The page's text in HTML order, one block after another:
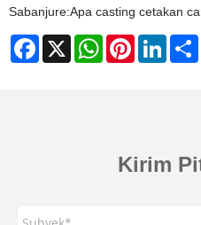
Sabanjure:Apa casting cetakan
Facebook
X WhatsAppPinterest
Kirim